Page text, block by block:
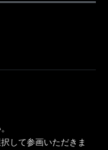
して参画いただきま